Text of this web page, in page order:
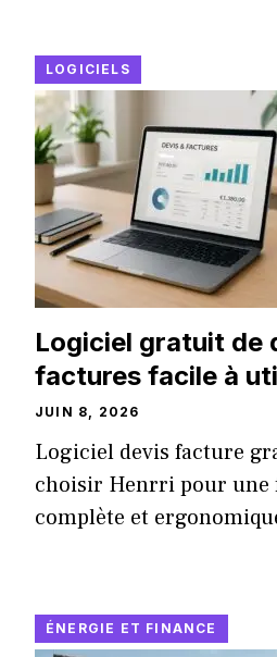
LOGICIELS
Logiciel gratuit de
factures facile à
JUIN 8, 2026
Logiciel devis facture
choisir Henrri pour une
complète et
ÉNERGIE ET FINANCE